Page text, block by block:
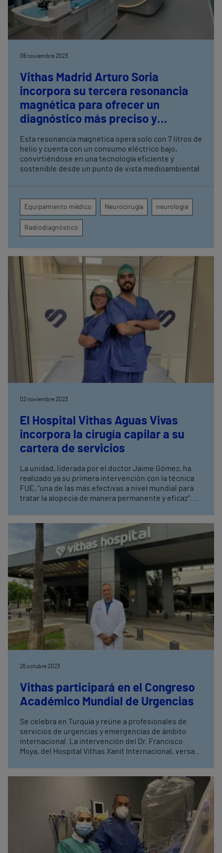
06 noviembre 2023
Vithas Madrid Arturo Soria
incorpora su tercera resonancia
magnética para ofrecer un
diagnóstico más preciso y
sostenible
Esta resonancia magnética opera solo con 7 litros de
helio y cuenta con un consumo eléctrico bajo,
convirtiéndose en una tecnología eficiente y
sostenible desde un punto de vista medioambiental
Equipamiento médico Neurocirugía neurologia
Radiodiagnóstico
02 noviembre 2023
El Hospital Vithas Aguas Vivas
incorpora la cirugía capilar a su
cartera de servicios
La unidad, liderada por el doctor Jaime Gómez, ha
realizado ya su primera intervención con la técnica
FUE, “una de las más efectivas a nivel mundial para
tratar la alopecia de manera permanente y eficaz”. El
y protocolos novedosos” a pacientes que padezcan
patologías a nivel capilar y lesiones cutáneas que
requieran seguimiento y tratamiento continuo para
su recuperación.
26 octubre 2023
Vithas participará en el Congreso
Académico Mundial de Urgencias
Se celebra en Turquía y reúne a profesionales de
servicios de urgencias y emergencias de ámbito
internacional. La intervención del Dr. Francisco
Moya, del Hospital Vithas Xanit Internacional, versará
craneoencefálicos y lesión intracerebral aguda, así
como su manejo en los servicios de urgencias y